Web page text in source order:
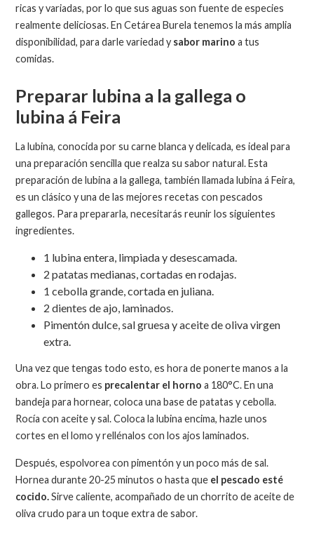
ricas y variadas, por lo que sus aguas son fuente de especies
realmente deliciosas. En Cetárea Burela tenemos la más amplia
disponibilidad, para darle variedad y sabor marino a tus
comidas.
Preparar lubina a la gallega o
lubina á Feira
La lubina, conocida por su carne blanca y delicada, es ideal para
una preparación sencilla que realza su sabor natural. Esta
preparación de lubina a la gallega, también llamada lubina á Feira,
es un clásico y una de las mejores recetas con pescados
gallegos. Para prepararla, necesitarás reunir los siguientes
ingredientes.
1 lubina entera, limpiada y desescamada.
2 patatas medianas, cortadas en rodajas.
1 cebolla grande, cortada en juliana.
2 dientes de ajo, laminados.
Pimentón dulce, sal gruesa y aceite de oliva virgen
extra.
Una vez que tengas todo esto, es hora de ponerte manos a la
obra. Lo primero es precalentar el horno a 180°C. En una
bandeja para hornear, coloca una base de patatas y cebolla.
Rocía con aceite y sal. Coloca la lubina encima, hazle unos
cortes en el lomo y rellénalos con los ajos laminados.
Después, espolvorea con pimentón y un poco más de sal.
Hornea durante 20-25 minutos o hasta que el pescado esté
cocido.Sirve caliente, acompañado de un chorrito de aceite de
oliva crudo para un toque extra de sabor.